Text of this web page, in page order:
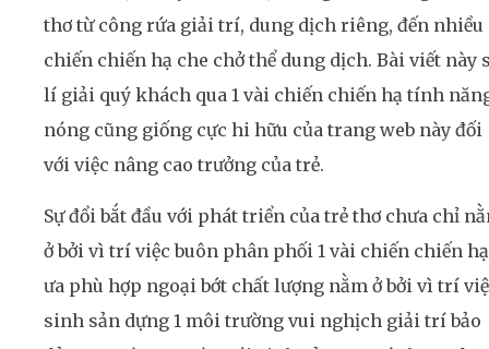
thơ từ công rứa giải trí, dung dịch riêng, đến nhiều
chiến chiến hạ che chở thể dung dịch. Bài viết này
lí giải quý khách qua 1 vài chiến chiến hạ tính
nóng cũng giống cực hi hữu của trang web này đối
với việc nâng cao trưởng của trẻ.
Sự đổi bắt đầu với phát triển của trẻ thơ chưa chỉ
ở bởi vì trí việc buôn phân phối 1 vài chiến chiến hạ
ưa phù hợp ngoại bớt chất lượng nằm ở bởi vì trí
sinh sản dựng 1 môi trường vui nghịch giải trí bảo